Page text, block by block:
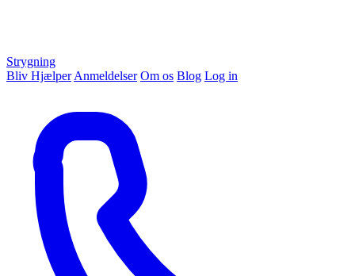
Strygning
Bliv Hjælper Anmeldelser Om os Blog Log in